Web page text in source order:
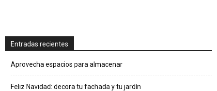
Entradas recientes
Aprovecha espacios para almacenar
Feliz Navidad: decora tu fachada y tu jardín